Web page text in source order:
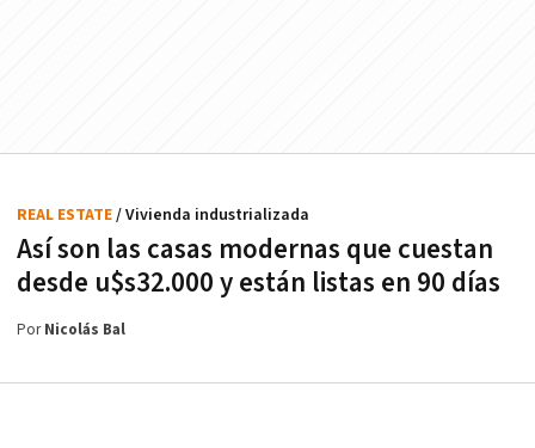
Así son las casas modernas que cuestan
desde u$s32.000 y están listas en 90 días
REAL ESTATE/ Vivienda industrializada
PorNicolás Bal